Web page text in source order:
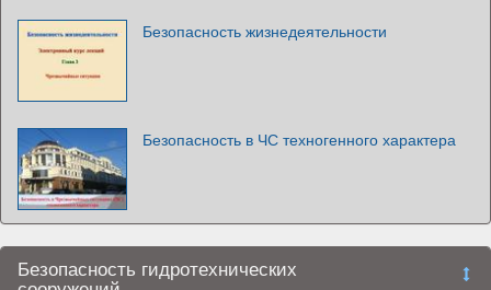
Безопасность жизнедеятельности
Безопасность в ЧС техногенного характера
Безопасность гидротехнических